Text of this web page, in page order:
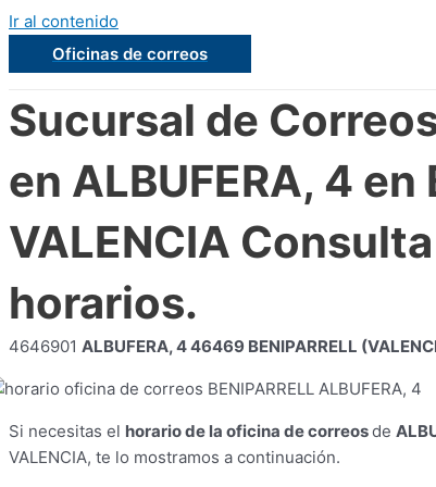
Ir al contenido
Oficinas de correos
Sucursal de
en ALBUFERA, 4 en
VALENCIA
horarios.
4646901 ALBUFERA, 4 46469 BENIPARRELL
Si necesitas el horario de la oficina de correosde
VALENCIA, te lo mostramos a continuación.